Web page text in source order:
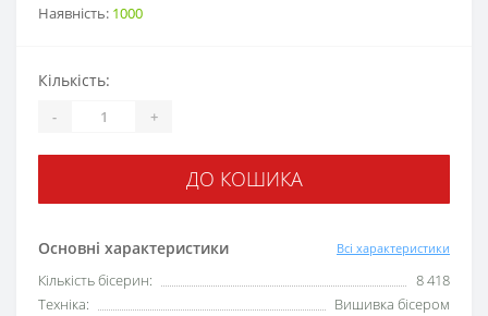
Наявність: 1000
Основні характеристики Всі характеристики
Кількість бісерин:
8 418
Техніка:
Вишивка бісером
Кількість:
- +
ДО КОШИКА